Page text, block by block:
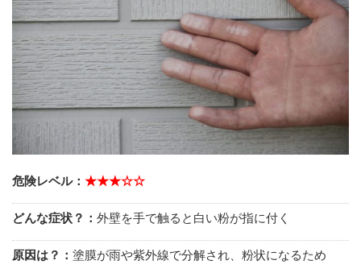
危険レベル： ★★★☆☆
どんな症状？： 外壁を手で触ると白い粉が指に付く
原因は？： 塗膜が雨や紫外線で分解され、粉状になるため